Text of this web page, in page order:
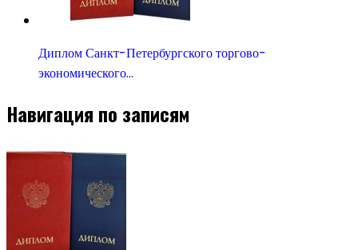
Диплом Санкт-Петербургского торгово-
экономического…
Навигация по записям